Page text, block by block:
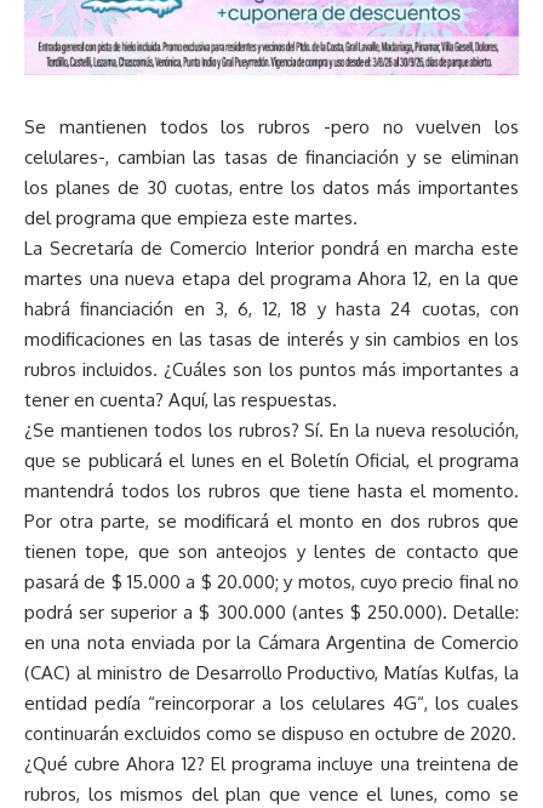
Se mantienen todos los rubros -pero no vuelven los
celulares-, cambian las tasas de financiación y se eliminan
los planes de 30 cuotas, entre los datos más importantes
del programa que empieza este martes.
La Secretaría de Comercio Interior pondrá en marcha este
martes una nueva etapa del programa Ahora 12, en la que
habrá financiación en 3, 6, 12, 18 y hasta 24 cuotas, con
modificaciones en las tasas de interés y sin cambios en los
rubros incluidos. ¿Cuáles son los puntos más importantes a
tener en cuenta? Aquí, las respuestas.
¿Se mantienen todos los rubros? Sí. En la nueva resolución,
que se publicará el lunes en el Boletín Oficial, el programa
mantendrá todos los rubros que tiene hasta el momento.
Por otra parte, se modificará el monto en dos rubros que
tienen tope, que son anteojos y lentes de contacto que
pasará de $ 15.000 a $ 20.000; y motos, cuyo precio final no
podrá ser superior a $ 300.000 (antes $ 250.000). Detalle:
en una nota enviada por la Cámara Argentina de Comercio
(CAC) al ministro de Desarrollo Productivo, Matías Kulfas, la
entidad pedía “reincorporar a los celulares 4G“, los cuales
continuarán excluidos como se dispuso en octubre de 2020.
¿Qué cubre Ahora 12? El programa incluye una treintena de
rubros, los mismos del plan que vence el lunes, como se